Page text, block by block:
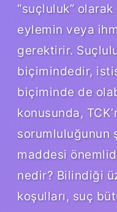
“suçluluk”
eylemin veya
gerektirir.
biçimindedir,
biçiminde de
konusunda,
sorumluluğunun
maddesi
nedir? Bilindiği
koşulları, suç